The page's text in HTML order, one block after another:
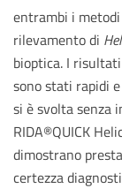
entrambi i
rilevamento di
bioptica. I
sono stati rapidi
si è svolta senza
RIDA®QUICK
dimostrano
certezza